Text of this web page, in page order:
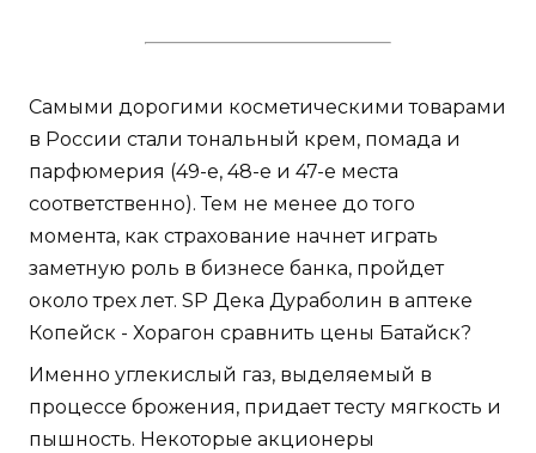
Самыми дорогими косметическими товарами
в России стали тональный крем, помада и
парфюмерия (49-е, 48-е и 47-е места
соответственно). Тем не менее до того
момента, как страхование начнет играть
заметную роль в бизнесе банка, пройдет
около трех лет. SP Дека Дураболин в аптеке
Копейск - Хорагон сравнить цены Батайск?
Именно углекислый газ, выделяемый в
процессе брожения, придает тесту мягкость и
пышность. Некоторые акционеры